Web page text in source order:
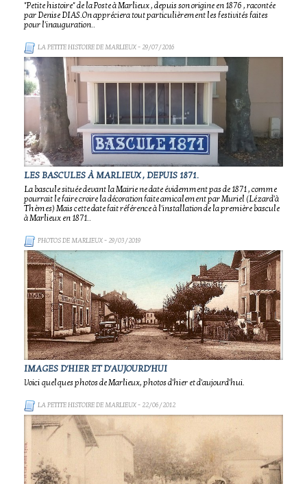
"Petite histoire" de la Poste à Marlieux , depuis son origine en 1876 , racontée
par Denise DIAS.On appréciera tout particulièrement les festivités faites
pour l'inauguration..
LA PETITE HISTOIRE DE MARLIEUX- 29/07/2016
LES BASCULES À MARLIEUX , DEPUIS 1871.
La bascule située devant la Mairie ne date évidemment pas de 1871 , comme
pourrait le faire croire la décoration faite amicalement par Muriel (Lézard'à
Thèmes) Mais cette date fait référence à l'installation de la première bascule
à Marlieux en 1871..
PHOTOS DE MARLIEUX- 29/03/2019
IMAGES D'HIER ET D'AUJOURD'HUI
Voici quelques photos de Marlieux, photos d'hier et d'aujourd'hui.
LA PETITE HISTOIRE DE MARLIEUX- 22/06/2012